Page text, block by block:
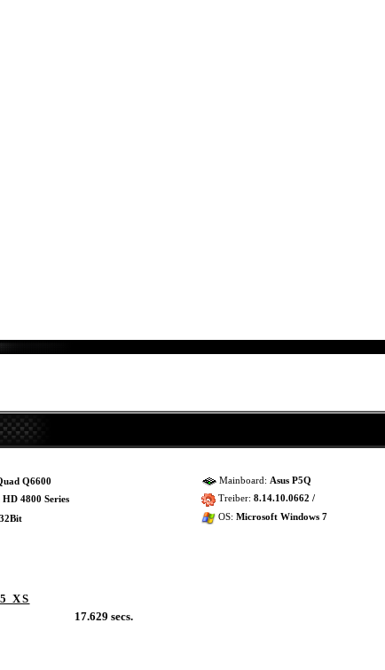
Q6600
4800 Series
Mainboard:Asus P5Q
Treiber:8.14.10.0662 /
OS:Microsoft Windows 7
XS
17.629 secs.